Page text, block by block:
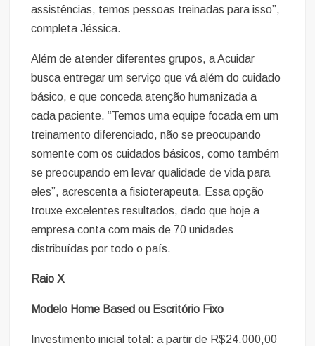
assistências, temos pessoas treinadas para isso”,
completa Jéssica.
Além de atender diferentes grupos, a Acuidar
busca entregar um serviço que vá além do cuidado
básico, e que conceda atenção humanizada a
cada paciente. “Temos uma equipe focada em um
treinamento diferenciado, não se preocupando
somente com os cuidados básicos, como também
se preocupando em levar qualidade de vida para
eles”, acrescenta a fisioterapeuta. Essa opção
trouxe excelentes resultados, dado que hoje a
empresa conta com mais de 70 unidades
distribuídas por todo o país.
Raio X
Modelo Home Based ou Escritório Fixo
Investimento inicial total: a partir de R$24.000,00